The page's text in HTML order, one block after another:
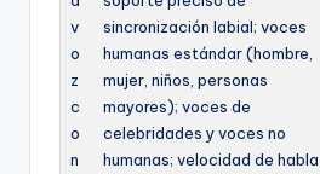
v
o
z
c
o
n
sincronización labial; voces
humanas estándar (hombre,
mujer, niños, personas
mayores); voces de
celebridades y voces no
humanas; velocidad de habla